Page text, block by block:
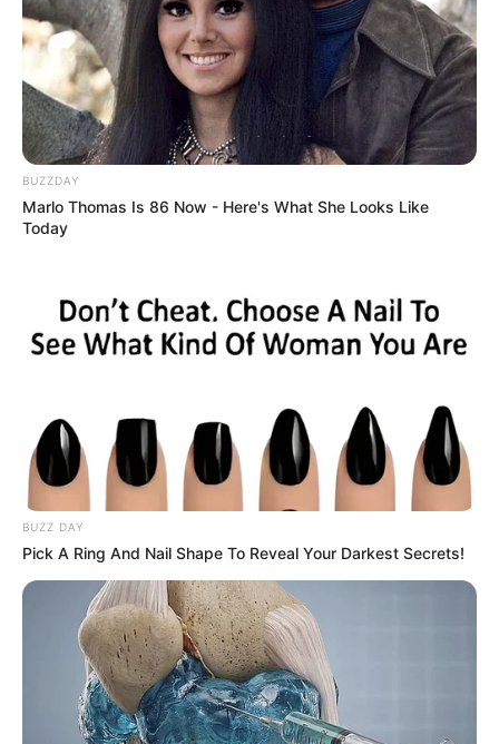
BUZZDAY
Marlo Thomas Is 86 Now - Here's What She Looks Like
Today
BUZZ DAY
Pick A Ring And Nail Shape To Reveal Your Darkest Secrets!